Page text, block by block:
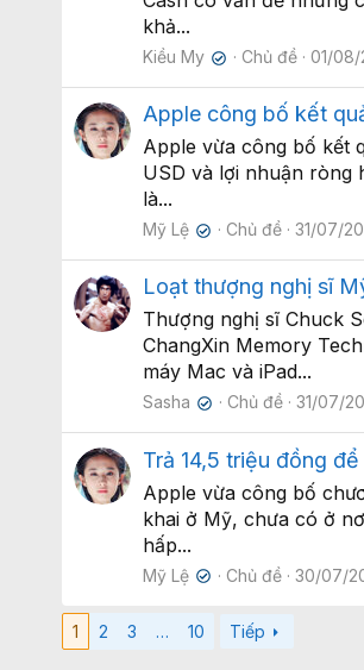
khả...
Kiều My ✔ Chủ đề 01/
Apple công bố kết
Apple vừa công bố kết
USD và lợi nhuận ròng
là...
Mỹ Lệ ✔ Chủ đề 31/07/
Loạt thượng nghị sĩ
Thượng nghị sĩ Chuck
ChangXin Memory
máy Mac và iPad...
Sasha ✔ Chủ đề 31/07/
Trả 14,5 triệu đồng
Apple vừa công bố
khai ở Mỹ, chưa có ở
hấp...
Mỹ Lệ ✔ Chủ đề 30/07/
1 2 3 … 10 Tiếp